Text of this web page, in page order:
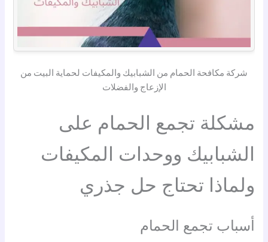
شركة مكافحة الحمام من الشبابيك والمكيفات لحماية البيت من
الإزعاج والفضلات
مشكلة تجمع الحمام على
الشبابيك ووحدات المكيفات
ولماذا تحتاج حل جذري
أسباب تجمع الحمام